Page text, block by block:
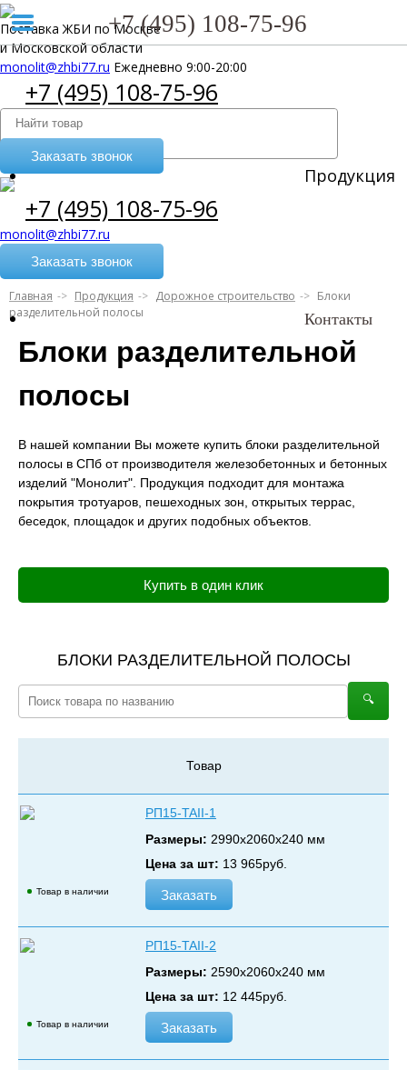
+7 (495) 108-75-96
Продукция
Контакты
Поставка ЖБИ по Москве
и Московской области
monolit@zhbi77.ru Ежедневно 9:00-20:00
+7 (495) 108-75-96
Заказать звонок
+7 (495) 108-75-96
monolit@zhbi77.ru
Заказать звонок
Главная Продукция Дорожное строительство
Блоки
разделительной полосы
Блоки разделительной
полосы
В нашей компании Вы можете купить блоки разделительной
полосы в СПб от производителя железобетонных и бетонных
изделий "Монолит". Продукция подходит для монтажа
покрытия тротуаров, пешеходных зон, открытых террас,
беседок, площадок и других подобных объектов.
Купить в один клик
БЛОКИ РАЗДЕЛИТЕЛЬНОЙ ПОЛОСЫ
🔍︎
Товар
Товар в наличии
РП15-TAII-1
Размеры: 2990х2060х240 мм
Цена за шт: 13 965руб.
Заказать
Товар в наличии
РП15-TAII-2
Размеры: 2590х2060х240 мм
Цена за шт: 12 445руб.
Заказать